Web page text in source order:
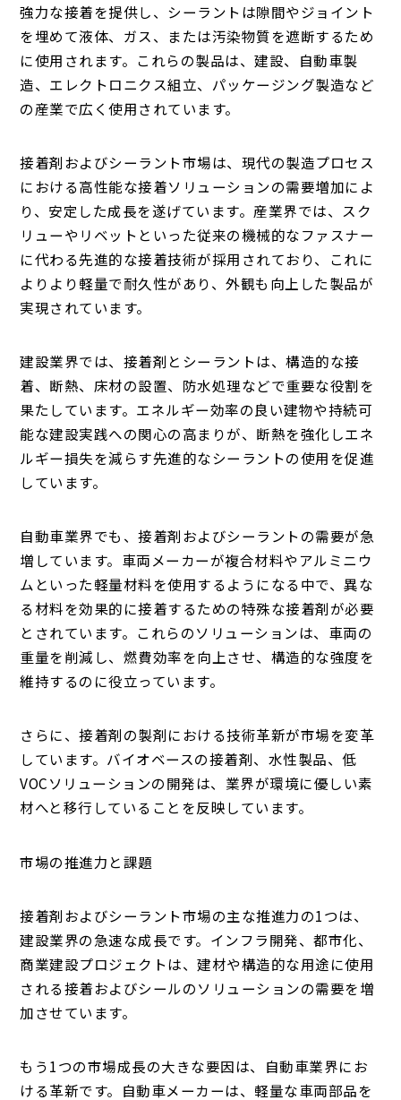
強力な接着を提供し、シーラントは隙間やジョイント
を埋めて液体、ガス、または汚染物質を遮断するため
に使用されます。これらの製品は、建設、自動車製
造、エレクトロニクス組立、パッケージング製造など
の産業で広く使用されています。
接着剤およびシーラント市場は、現代の製造プロセス
における高性能な接着ソリューションの需要増加によ
り、安定した成長を遂げています。産業界では、スク
リューやリベットといった従来の機械的なファスナー
に代わる先進的な接着技術が採用されており、これに
よりより軽量で耐久性があり、外観も向上した製品が
実現されています。
建設業界では、接着剤とシーラントは、構造的な接
着、断熱、床材の設置、防水処理などで重要な役割を
果たしています。エネルギー効率の良い建物や持続可
能な建設実践への関心の高まりが、断熱を強化しエネ
ルギー損失を減らす先進的なシーラントの使用を促進
しています。
自動車業界でも、接着剤およびシーラントの需要が急
増しています。車両メーカーが複合材料やアルミニウ
ムといった軽量材料を使用するようになる中で、異な
る材料を効果的に接着するための特殊な接着剤が必要
とされています。これらのソリューションは、車両の
重量を削減し、燃費効率を向上させ、構造的な強度を
維持するのに役立っています。
さらに、接着剤の製剤における技術革新が市場を変革
しています。バイオベースの接着剤、水性製品、低
VOCソリューションの開発は、業界が環境に優しい素
材へと移行していることを反映しています。
市場の推進力と課題
接着剤およびシーラント市場の主な推進力の1つは、
建設業界の急速な成長です。インフラ開発、都市化、
商業建設プロジェクトは、建材や構造的な用途に使用
される接着およびシールのソリューションの需要を増
加させています。
もう1つの市場成長の大きな要因は、自動車業界にお
ける革新です。自動車メーカーは、軽量な車両部品を